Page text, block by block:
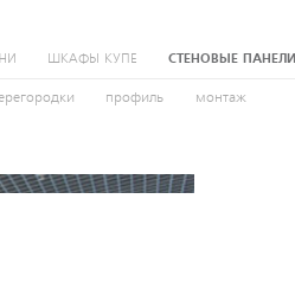
ШКАФЫ КУПЕ СТЕНОВЫЕ ПАНЕЛИ
профиль монтаж